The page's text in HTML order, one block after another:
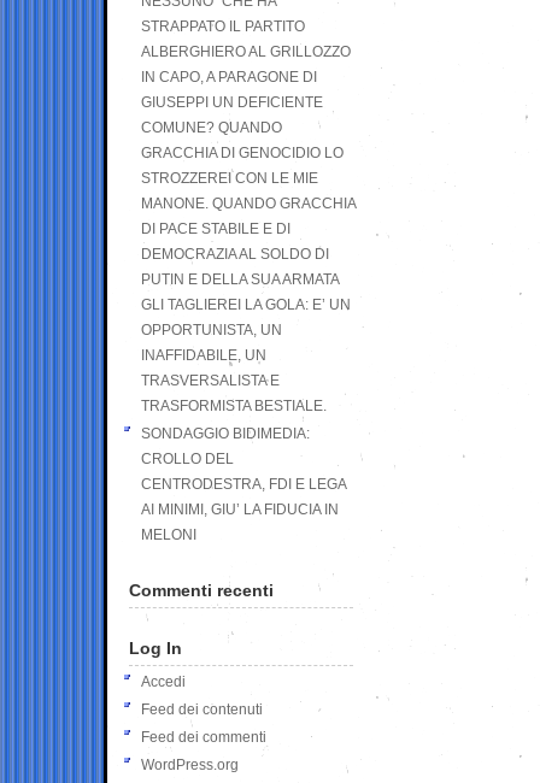
STRAPPATO IL PARTITO
ALBERGHIERO AL GRILLOZZO
IN CAPO, A PARAGONE DI
GIUSEPPI UN DEFICIENTE
COMUNE? QUANDO
GRACCHIA DI GENOCIDIO LO
STROZZEREI CON LE MIE
MANONE. QUANDO GRACCHIA
DI PACE STABILE E DI
DEMOCRAZIA AL SOLDO DI
PUTIN E DELLA SUA ARMATA
GLI TAGLIEREI LA GOLA: E’ UN
OPPORTUNISTA, UN
INAFFIDABILE, UN
TRASVERSALISTA E
TRASFORMISTA BESTIALE.
SONDAGGIO BIDIMEDIA:
CROLLO DEL
CENTRODESTRA, FDI E LEGA
AI MINIMI, GIU’ LA FIDUCIA IN
MELONI
Commenti recenti
Log In
Accedi
Feed dei contenuti
Feed dei commenti
WordPress.org